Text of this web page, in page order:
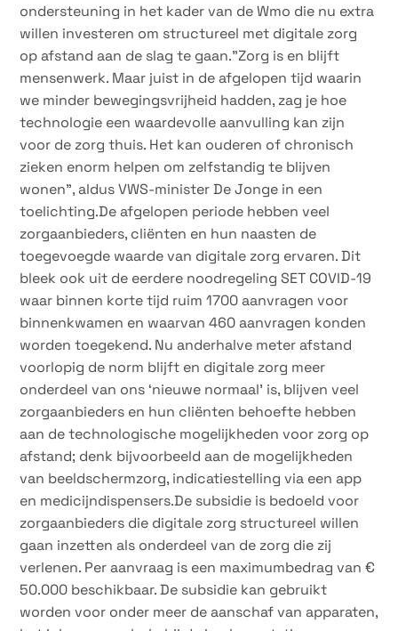
ondersteuning in het kader van de Wmo die nu extra
willen investeren om structureel met digitale zorg
op afstand aan de slag te gaan.”Zorg is en blijft
mensenwerk. Maar juist in de afgelopen tijd waarin
we minder bewegingsvrijheid hadden, zag je hoe
technologie een waardevolle aanvulling kan zijn
voor de zorg thuis. Het kan ouderen of chronisch
zieken enorm helpen om zelfstandig te blijven
wonen”, aldus VWS-minister De Jonge in een
toelichting.De afgelopen periode hebben veel
zorgaanbieders, cliënten en hun naasten de
toegevoegde waarde van digitale zorg ervaren. Dit
bleek ook uit de eerdere noodregeling SET COVID-19
waar binnen korte tijd ruim 1700 aanvragen voor
binnenkwamen en waarvan 460 aanvragen konden
worden toegekend. Nu anderhalve meter afstand
voorlopig de norm blijft en digitale zorg meer
onderdeel van ons ‘nieuwe normaal’ is, blijven veel
zorgaanbieders en hun cliënten behoefte hebben
aan de technologische mogelijkheden voor zorg op
afstand; denk bijvoorbeeld aan de mogelijkheden
van beeldschermzorg, indicatiestelling via een app
en medicijndispensers.De subsidie is bedoeld voor
zorgaanbieders die digitale zorg structureel willen
gaan inzetten als onderdeel van de zorg die zij
verlenen. Per aanvraag is een maximumbedrag van €
50.000 beschikbaar. De subsidie kan gebruikt
worden voor onder meer de aanschaf van apparaten,